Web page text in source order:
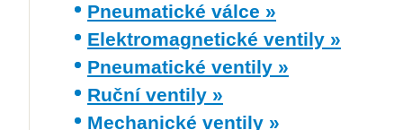
Pneumatické válce »
Elektromagnetické ventily »
Pneumatické ventily »
Ruční ventily »
Mechanické ventily »